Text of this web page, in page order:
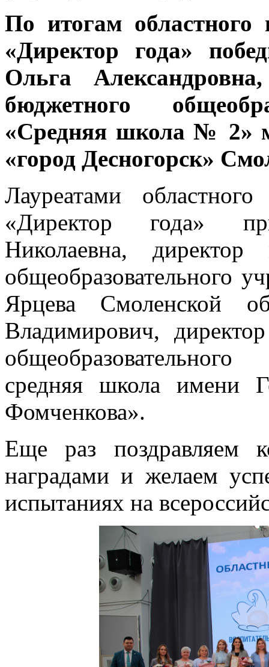
По итогам областного
«Директор года»
Ольга
бюджетного
«Средняя школа № 2»
«город Десногорск»
Лауреатами
«Директор года»
Николаевна, директор
общеобразовательного
Ярцева Смоленской
Владимирович,
средняя школа имени
Фомченкова».
Еще раз поздравляем
наградами и желаем
испытаниях на